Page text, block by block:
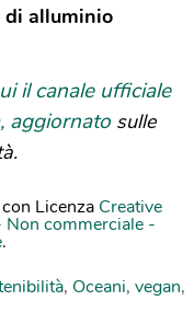
alluminio
il canale ufficiale
aggiornato sulle
Licenza Creative
commerciale -
.
, Oceani, vegan,